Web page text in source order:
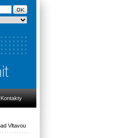
Kontakty
Vltavou